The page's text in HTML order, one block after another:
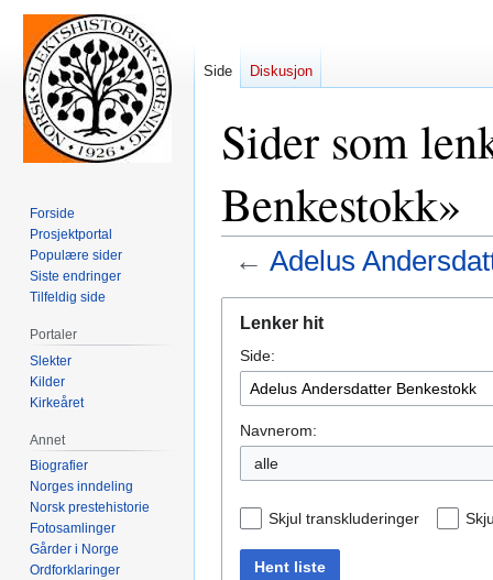
Sider som
Benkestokk»
← Adelus
navigering
søk
Lenker hit
Side:
Navnerom:
alle
Skjul transkluderinger
Hent liste
Side Diskusjon
Forside
Prosjektportal
Populære sider
Siste endringer
Tilfeldig side
Portaler
Slekter
Kilder
Kirkeåret
Annet
Biografier
Norges inndeling
Norsk prestehistorie
Fotosamlinger
Gårder i Norge
Ordforklaringer